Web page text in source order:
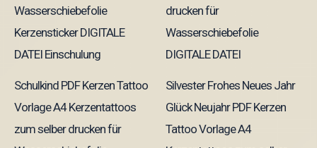
Schulkind PDF Kerzen Tattoo
Vorlage A4 Kerzentattoos
zum selber drucken für
Silvester Frohes Neues Jahr
Glück Neujahr PDF Kerzen
Tattoo Vorlage A4